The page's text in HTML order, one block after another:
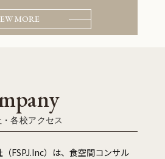
MORE
各校アクセス
FSPJ.Inc）は、食空間コンサル